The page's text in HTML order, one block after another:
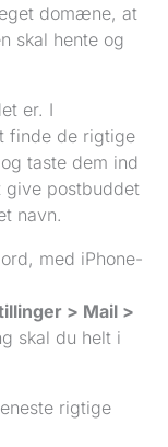
domæne, at
skal hente og
er. I
finde de rigtige
taste dem ind
postbuddet
navn.
> Mail >
skal du helt i
rigtige